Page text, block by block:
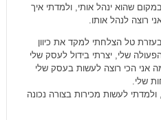
במקום שהוא ינהל אותי, ולמדתי איך
רוצה לנהל אותו.
בעזרת טל הצלחתי למקד את כיוון
שלי, יצרתי בידול לעסק שלי
אני הכי רוצה לעשות בעסק שלי
שלי.
ולמדתי לעשות מכירות בצורה נכונה